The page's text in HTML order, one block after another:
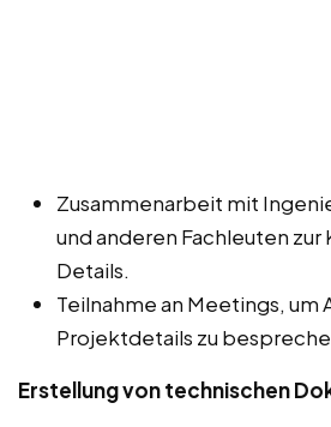
Zusammenarbeit mit
und anderen Fachleuten
Details.
Teilnahme an Meetings, um
Projektdetails zu
Erstellung von technischen